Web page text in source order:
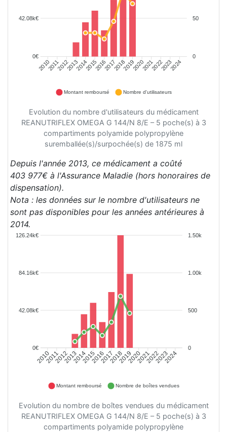
201020112012201320142015201620172018201920202021202220232024
50
0
42.08k€
0€
Montant remboursé Nombre d'utilisateurs
Evolution du nombre d'utilisateurs du médicament
REANUTRIFLEX OMEGA G 144/N 8/E – 5 poche(s) à 3
compartiments polyamide polypropylène
suremballée(s)/surpochée(s) de 1875 ml
Depuis l'année 2013, ce médicament a coûté
403 977€ à l'Assurance Maladie (hors honoraires de
dispensation).
Nota : les données sur le nombre d'utilisateurs ne
sont pas disponibles pour les années antérieures à
2014.
201020112012201320142015201620172018201920202021202220232024
1.50k
1.00k
500
0
126.24k€
84.16k€
42.08k€
0€
Montant remboursé Nombre de boîtes vendues
Evolution du nombre de boîtes vendues du médicament
REANUTRIFLEX OMEGA G 144/N 8/E – 5 poche(s) à 3
compartiments polyamide polypropylène